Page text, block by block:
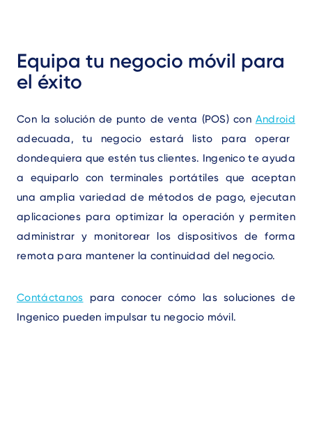
Equipa tu negocio móvil para
el éxito
Con la solución de punto de venta (POS) con Android
adecuada, tu negocio estará listo para operar
dondequiera que estén tus clientes. Ingenico te ayuda
a equiparlo con terminales portátiles que aceptan
una amplia variedad de métodos de pago, ejecutan
aplicaciones para optimizar la operación y permiten
administrar y monitorear los dispositivos de forma
remota para mantener la continuidad del negocio.
Contáctanos para conocer cómo las soluciones de
Ingenico pueden impulsar tu negocio móvil.